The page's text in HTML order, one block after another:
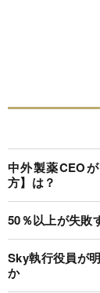
中外製薬CEO
方】は？
50％以上が失敗
Sky執行役員が
か